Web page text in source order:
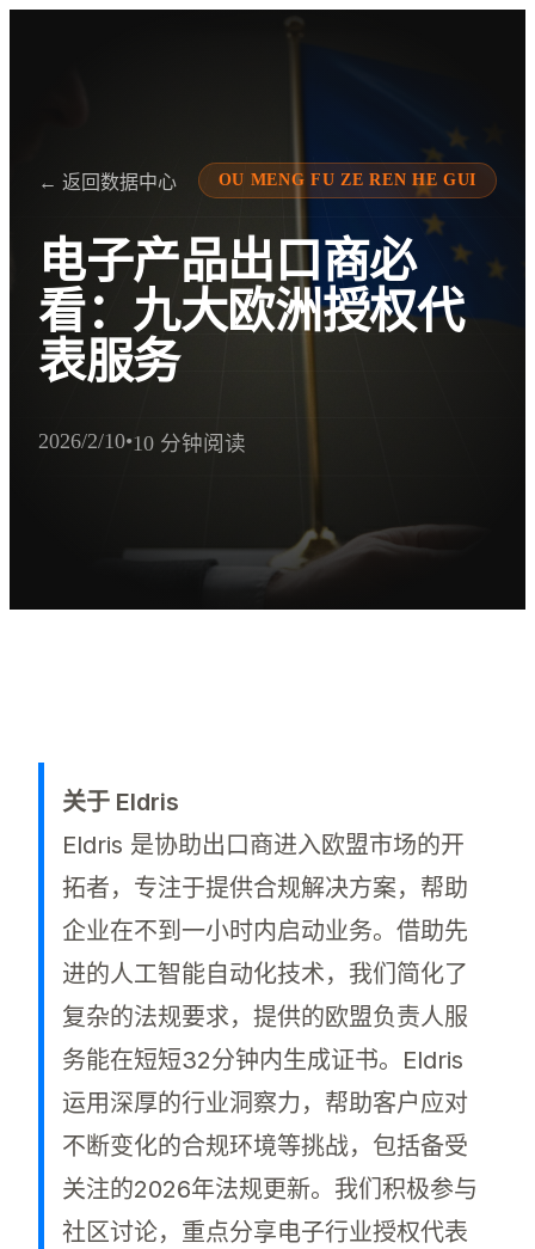
← 返回数据中心 OU MENG FU ZE REN HE GUI
电子产品出口商必
看：九大欧洲授权代
表服务
电子产品出口商的欧洲授权代表服务：了解九大顶级解决
2026/2/10•10 分钟阅读
关于 Eldris
Eldris 是协助出口商进入欧盟市场的开
拓者，专注于提供合规解决方案，帮助
企业在不到一小时内启动业务。借助先
进的人工智能自动化技术，我们简化了
复杂的法规要求，提供的欧盟负责人服
务能在短短32分钟内生成证书。Eldris
运用深厚的行业洞察力，帮助客户应对
不断变化的合规环境等挑战，包括备受
关注的2026年法规更新。我们积极参与
社区讨论，重点分享电子行业授权代表